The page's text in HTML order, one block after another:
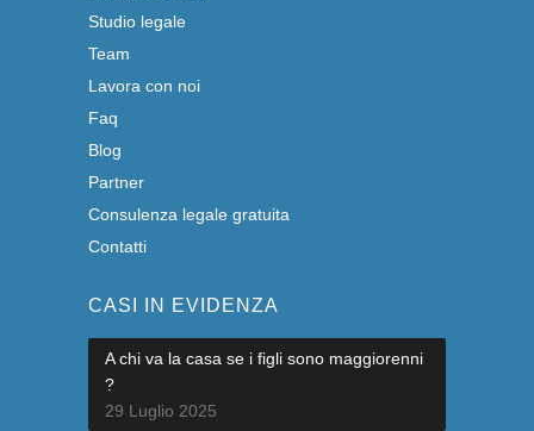
Studio legale
Team
Lavora con noi
Faq
Blog
Partner
Consulenza legale gratuita
Contatti
CASI IN EVIDENZA
A chi va la casa se i figli sono maggiorenni
?
29 Luglio 2025